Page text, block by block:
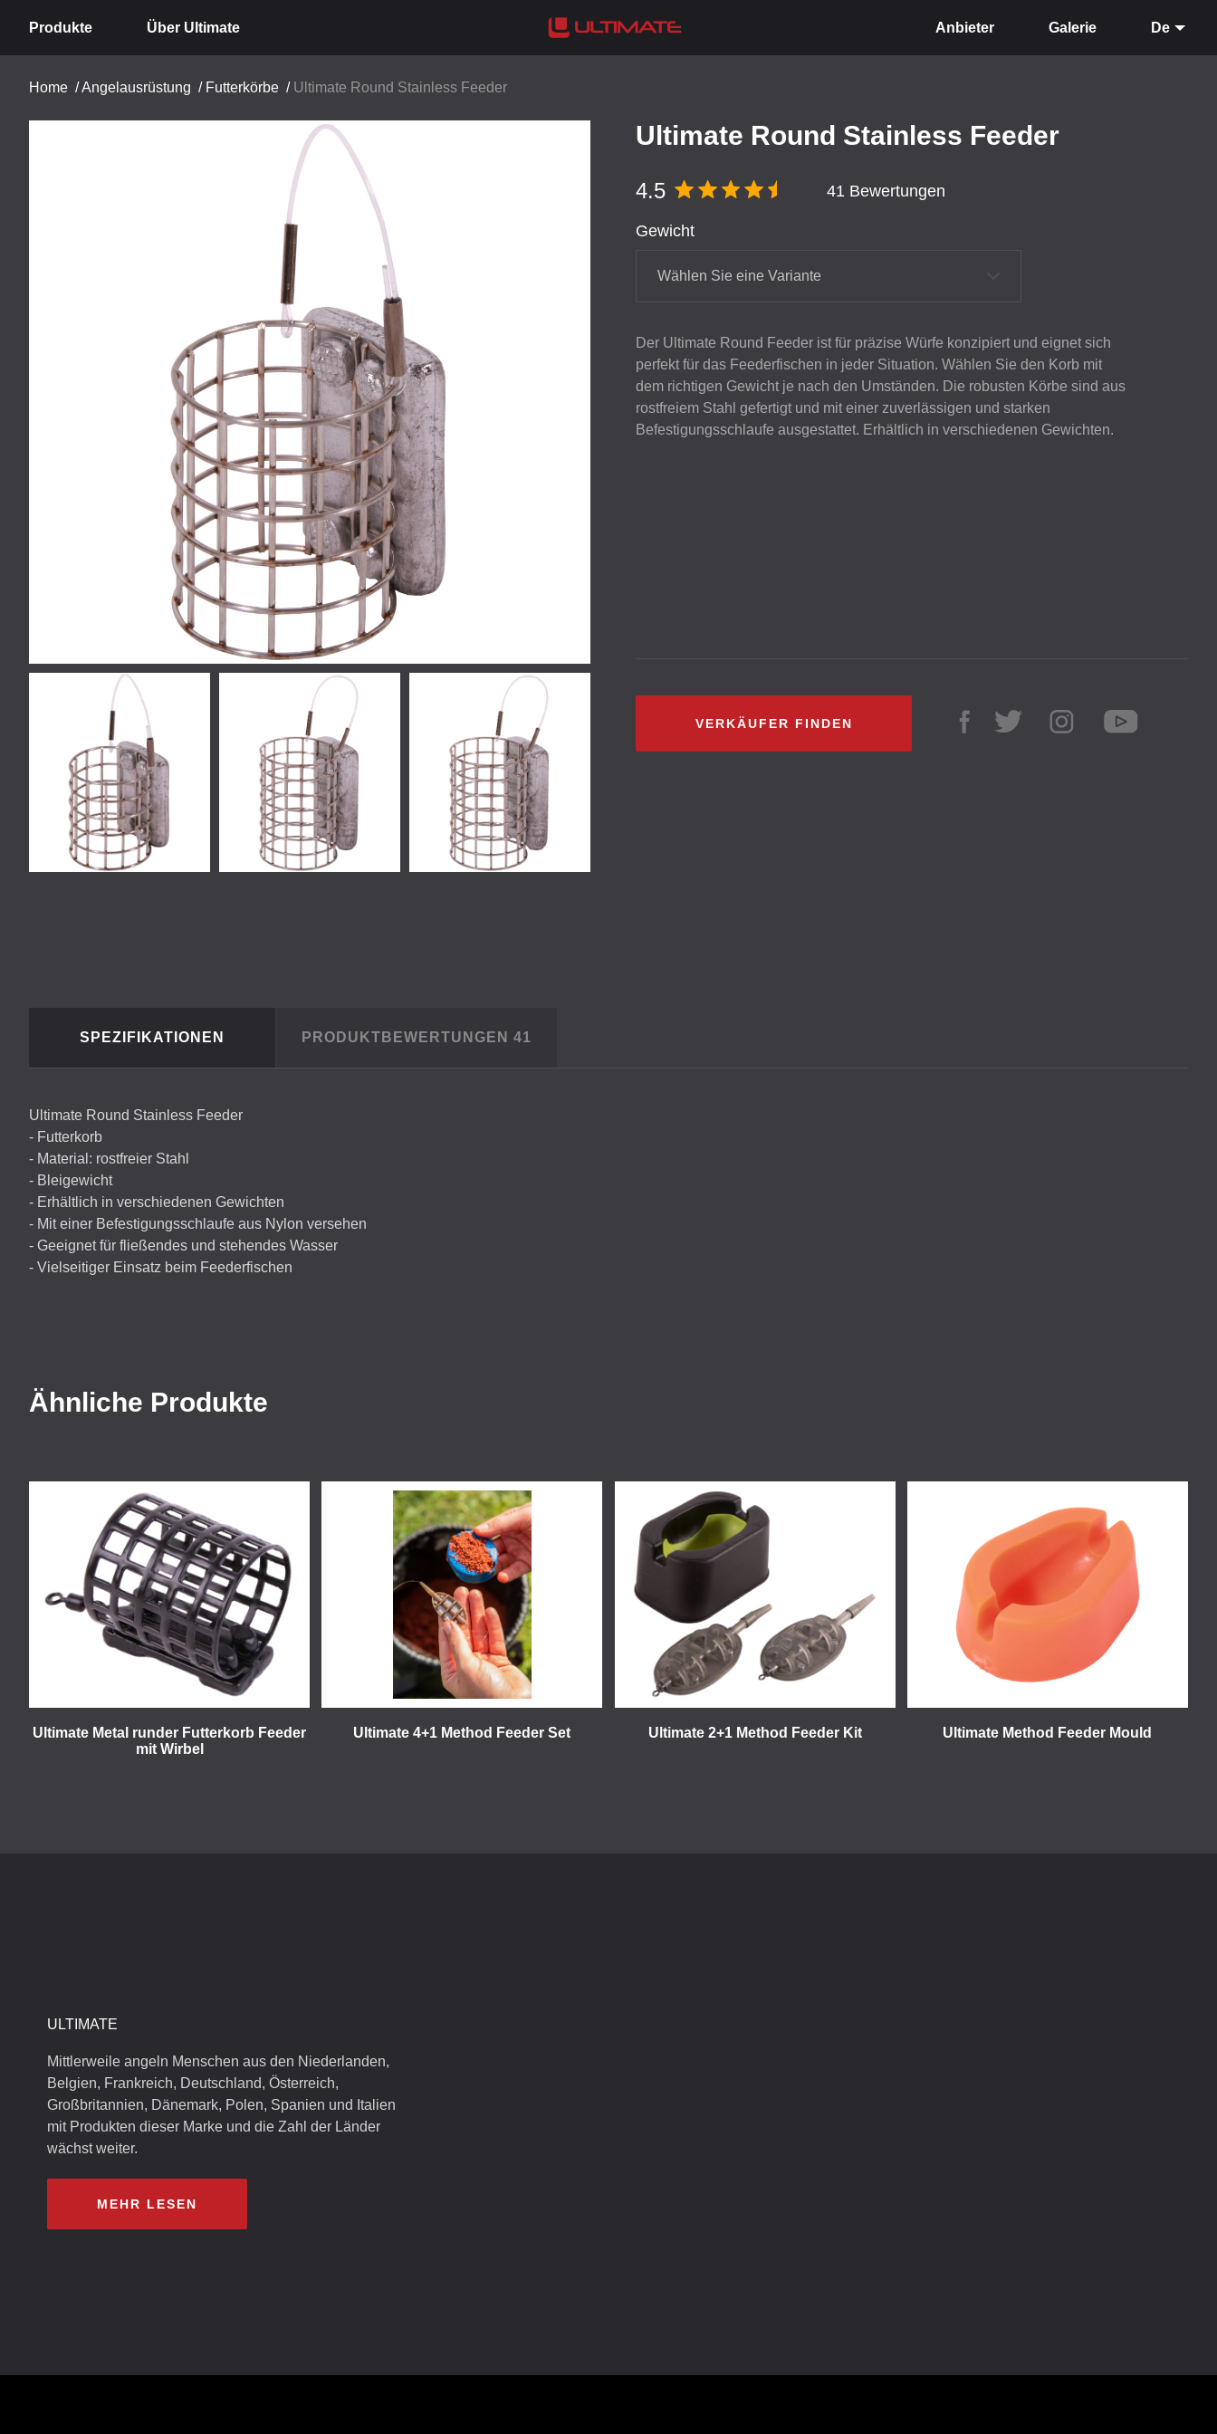
Produkte Über Ultimate Anbieter Galerie De
Home /Angelausrüstung / Futterkörbe / Ultimate Round Stainless Feeder
Ultimate Round Stainless Feeder
4.5 41 Bewertungen
Gewicht
Wählen Sie eine Variante
Der Ultimate Round Feeder ist für präzise Würfe konzipiert und eignet sich
perfekt für das Feederfischen in jeder Situation. Wählen Sie den Korb mit
dem richtigen Gewicht je nach den Umständen. Die robusten Körbe sind aus
rostfreiem Stahl gefertigt und mit einer zuverlässigen und starken
Befestigungsschlaufe ausgestattet. Erhältlich in verschiedenen Gewichten.
VERKÄUFER FINDEN
SPEZIFIKATIONEN PRODUKTBEWERTUNGEN 41
Ultimate Round Stainless Feeder
- Futterkorb
- Material: rostfreier Stahl
- Bleigewicht
- Erhältlich in verschiedenen Gewichten
- Mit einer Befestigungsschlaufe aus Nylon versehen
- Geeignet für fließendes und stehendes Wasser
- Vielseitiger Einsatz beim Feederfischen
Ähnliche Produkte
Ultimate Metal runder Futterkorb Feeder
mit Wirbel
Ultimate 4+1 Method Feeder Set Ultimate 2+1 Method Feeder Kit Ultimate Method Feeder Mould
ULTIMATE
Mittlerweile angeln Menschen aus den Niederlanden,
Belgien, Frankreich, Deutschland, Österreich,
Großbritannien, Dänemark, Polen, Spanien und Italien
mit Produkten dieser Marke und die Zahl der Länder
wächst weiter.
MEHR LESEN